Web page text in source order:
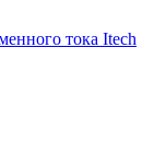
тока Itech